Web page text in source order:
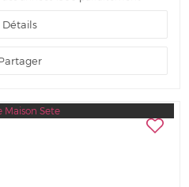
Détails